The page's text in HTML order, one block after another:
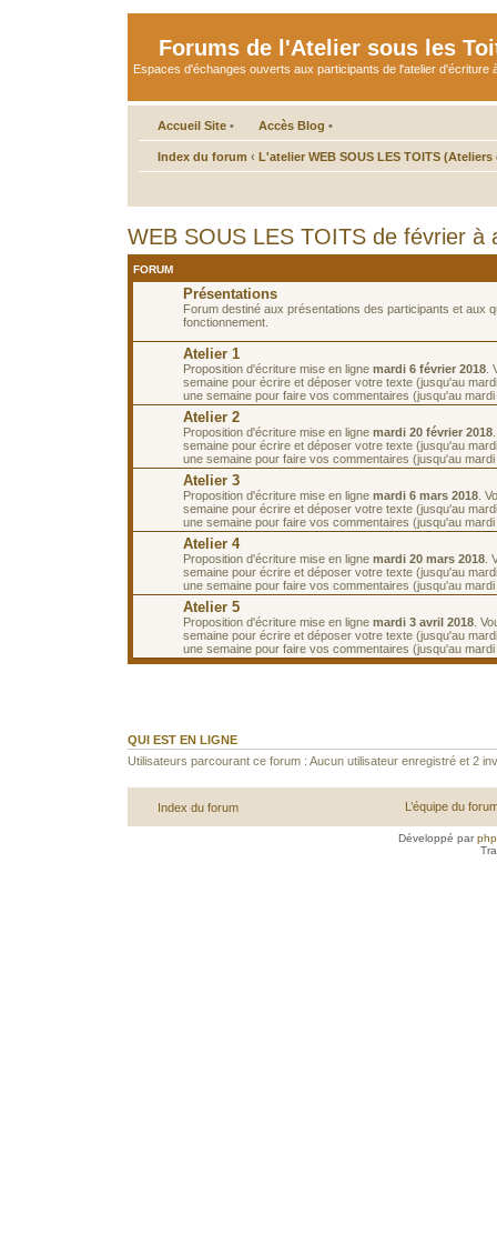
Forums de l'Atelier sous les
Espaces d'échanges ouverts aux participants de l'atelier d'écriture
Accueil Site • Accès Blog •
Index du forum ‹ L'atelier WEB SOUS LES TOITS
WEB SOUS LES TOITS de février à
FORUM
Présentations
Forum destiné aux présentations des participants et aux
fonctionnement.
Atelier 1
Proposition d'écriture mise en ligne mardi 6 février 2018
semaine pour écrire et déposer votre texte (jusqu'au
une semaine pour faire vos commentaires (jusqu'au
Atelier 2
Proposition d'écriture mise en ligne mardi 20 février 2018
semaine pour écrire et déposer votre texte (jusqu'au
une semaine pour faire vos commentaires (jusqu'au
Atelier 3
Proposition d'écriture mise en ligne mardi 6 mars 2018 .
semaine pour écrire et déposer votre texte (jusqu'au
une semaine pour faire vos commentaires (jusqu'au
Atelier 4
Proposition d'écriture mise en ligne mardi 20 mars 2018 .
semaine pour écrire et déposer votre texte (jusqu'au
une semaine pour faire vos commentaires (jusqu'au
Atelier 5
Proposition d'écriture mise en ligne mardi 3 avril 2018 .
semaine pour écrire et déposer votre texte (jusqu'au
une semaine pour faire vos commentaires (jusqu'au
QUI EST EN LIGNE
Utilisateurs parcourant ce forum : Aucun utilisateur enregistré et 2
Index du forum L’équipe du
Développé par